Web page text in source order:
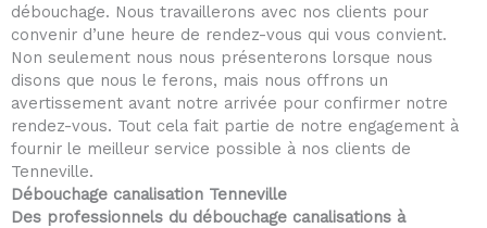
débouchage. Nous travaillerons avec nos clients pour
convenir d’une heure de rendez-vous qui vous convient.
Non seulement nous nous présenterons lorsque nous
disons que nous le ferons, mais nous offrons un
avertissement avant notre arrivée pour confirmer notre
rendez-vous. Tout cela fait partie de notre engagement à
fournir le meilleur service possible à nos clients de
Tenneville.
Débouchage canalisation Tenneville
Des professionnels du débouchage canalisations à